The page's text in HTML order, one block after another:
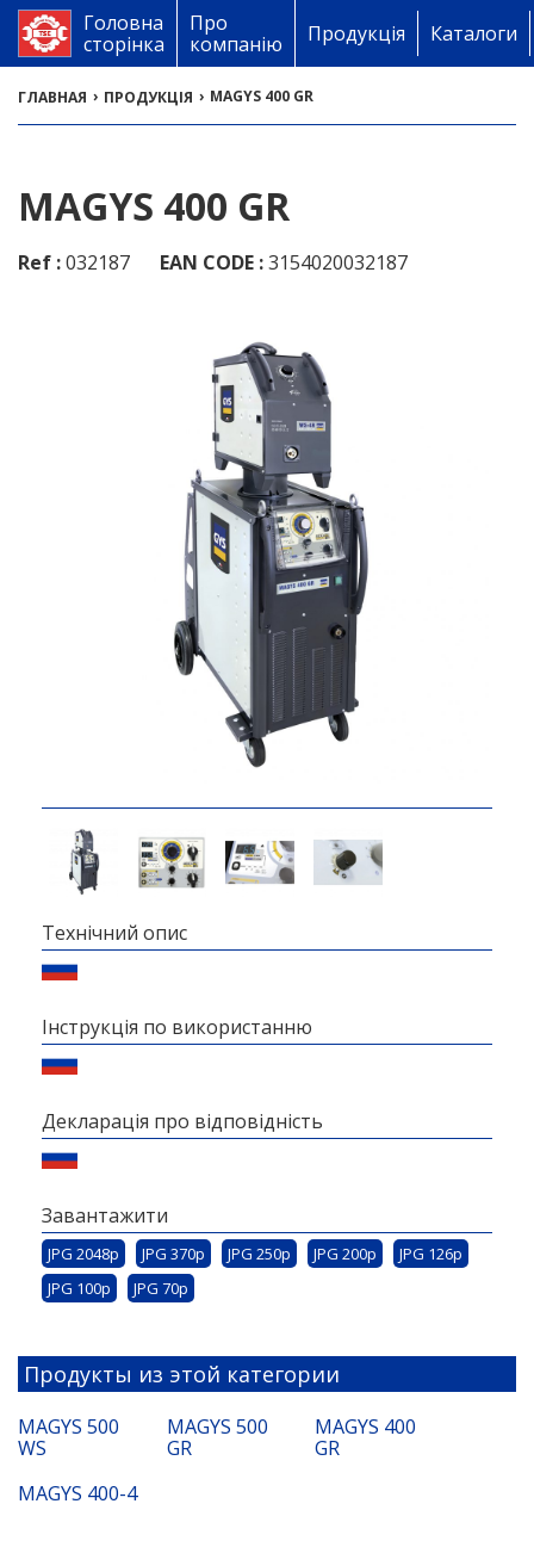
Головна
сторінка
Про
компанію
Продукція Каталоги
ГЛАВНАЯ › ПРОДУКЦІЯ › MAGYS 400 GR
MAGYS 400 GR
Ref :032187 EAN CODE :3154020032187
Технічний опис
Інструкція по використанню
Декларація про відповідність
Завантажити
JPG 2048p JPG 370p JPG 250p JPG 200p
JPG 126p
JPG 100p
JPG 70p
Продукты из этой категории
MAGYS 500
WS
MAGYS 500
GR
MAGYS 400
GR
MAGYS 400-4